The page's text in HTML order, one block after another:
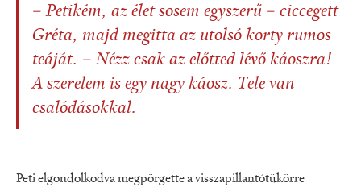
– Petikém, az élet sosem egyszerű – ciccegett
Gréta, majd megitta az utolsó korty rumos
teáját. – Nézz csak az előtted lévő káoszra!
A szerelem is egy nagy káosz. Tele van
csalódásokkal.
Peti elgondolkodva megpörgette a visszapillantótükörre